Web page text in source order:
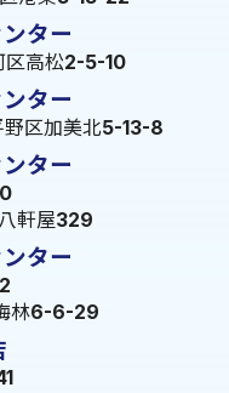
ター
高松2-5-10
ター
区加美北5-13-8
ター
軒屋329
ター
林6-6-29